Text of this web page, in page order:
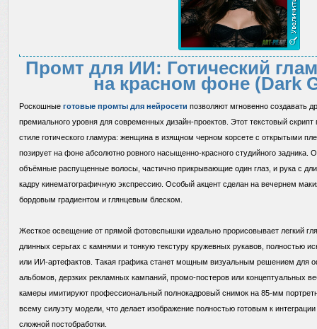
Промт для ИИ: Готический
на красном фоне (Dark
Роскошные готовые промты для нейросети позволяют мгновенно создавать
премиального уровня для современных дизайн-проектов. Этот текстовый скрипт
стиле готического гламура: женщина в изящном черном корсете с открытыми
позирует на фоне абсолютно ровного насыщенно-красного студийного задника.
объёмные распущенные волосы, частично прикрывающие один глаз, и рука с
кадру кинематографичную экспрессию. Особый акцент сделан на вечернем
бордовым градиентом и глянцевым блеском.
Жесткое освещение от прямой фотовспышки идеально прорисовывает легкий
длинных серьгах с камнями и тонкую текстуру кружевных рукавов, полностью
или ИИ-артефактов. Такая графика станет мощным визуальным решением для
альбомов, дерзких рекламных кампаний, промо-постеров или концептуальных
камеры имитируют профессиональный полнокадровый снимок на 85-мм
всему силуэту модели, что делает изображение полностью готовым к
сложной постобработки.